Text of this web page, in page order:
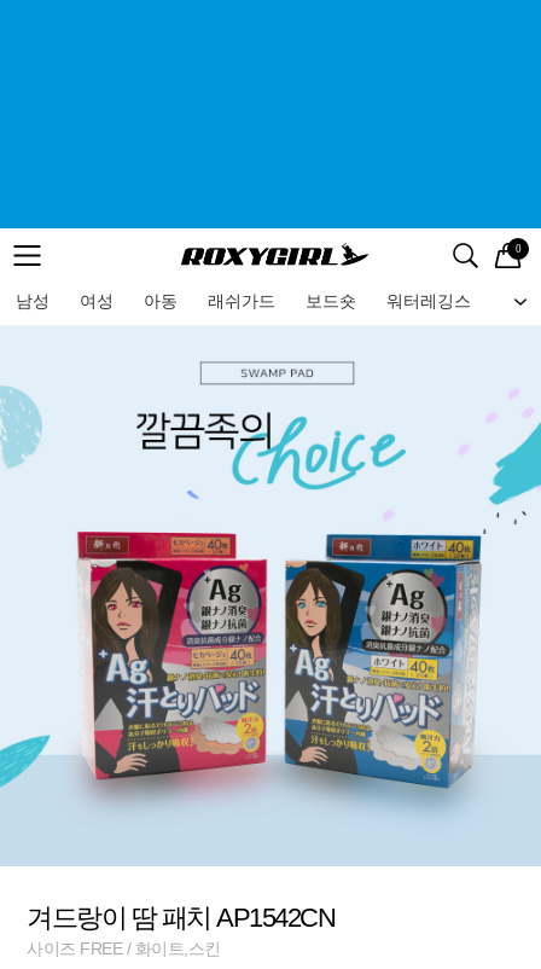
메뉴 검색
로고 0
남성 여성 아동 래쉬가드 보드숏 워터레깅스 비
메뉴
겨드랑이 땀 패치 AP1542CN
사이즈 FREE / 화이트,스킨